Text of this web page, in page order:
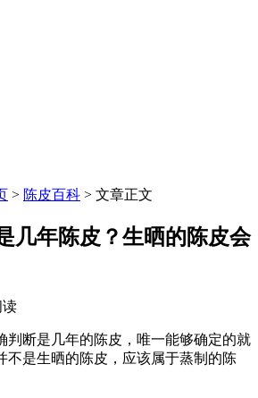
> 陈皮百科 > 文章正文
几年陈皮？生晒的陈皮会
读
判断是几年的陈皮，唯一能够确定的就
不是生晒的陈皮，应该属于蒸制的陈